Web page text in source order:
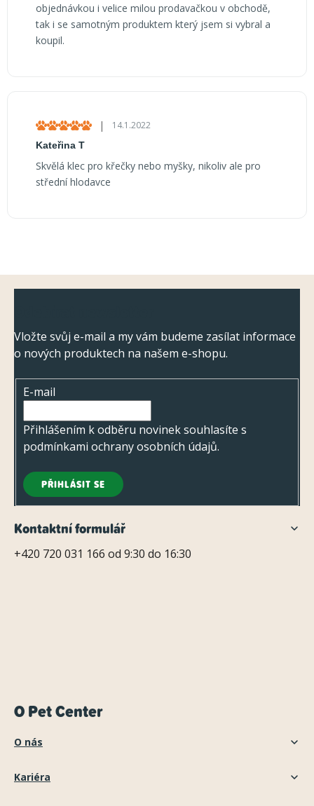
objednávkou i velice milou prodavačkou v obchodě,
tak i se samotným produktem který jsem si vybral a
koupil.
Kateřina T
Hodnocení produktu je 5 z 5 hvězdiček.
| 14.1.2022
Skvělá klec pro křečky nebo myšky, nikoliv ale pro
střední hlodavce
Vložte svůj e-mail a my vám budeme zasílat informace
o nových produktech na našem e-shopu.
E-mail
Přihlášením k odběru novinek souhlasíte s
podmínkami ochrany osobních údajů.
PŘIHLÁSIT SE
Kontaktní formulář
+420 720 031 166 od 9:30 do 16:30
O Pet Center
O nás
Kariéra